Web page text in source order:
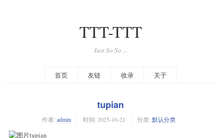
TTT-TTT
Just So So ...
首页 友链 收录 关于
tupian
作者: admin 时间: 2025-10-21 分类: 默认分类
tupian